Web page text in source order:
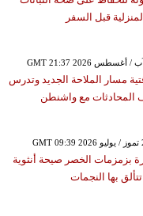
قبل السفر
مسار الملاحة الجديد وتدرس
المحادثات مع واشنطن
بزمزمات الخصر صيحة أنثوية
تتألق بها النجمات